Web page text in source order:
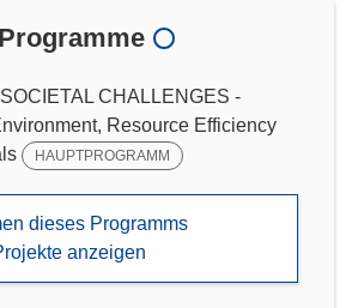
CHALLENGES -
Resource Efficiency
HAUPTPROGRAMM
dieses Programms
anzeigen